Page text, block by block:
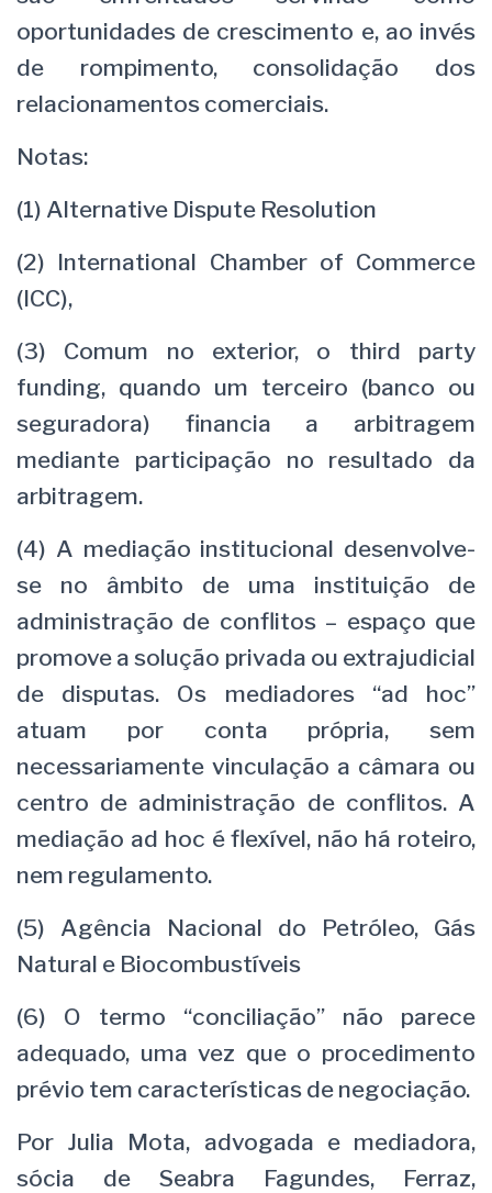
oportunidades de crescimento e, ao invés
de rompimento, consolidação dos
relacionamentos comerciais.
Notas:
(1) Alternative Dispute Resolution
(2) International Chamber of Commerce
(ICC),
(3) Comum no exterior, o third party
funding, quando um terceiro (banco ou
seguradora) financia a arbitragem
mediante participação no resultado da
arbitragem.
(4) A mediação institucional desenvolve-
se no âmbito de uma instituição de
administração de conflitos – espaço que
promove a solução privada ou extrajudicial
de disputas. Os mediadores “ad hoc”
atuam por conta própria, sem
necessariamente vinculação a câmara ou
centro de administração de conflitos. A
mediação ad hoc é flexível, não há roteiro,
nem regulamento.
(5) Agência Nacional do Petróleo, Gás
Natural e Biocombustíveis
(6) O termo “conciliação” não parece
adequado, uma vez que o procedimento
prévio tem características de negociação.
Por Julia Mota, advogada e mediadora,
sócia de Seabra Fagundes, Ferraz,